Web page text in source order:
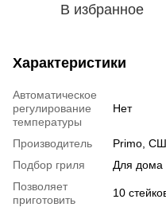
В избранное
Характеристики
Автоматическое
регулирование
температуры
Нет
Производитель
Primo,
Подбор гриля
Для дома
Позволяет
приготовить
10